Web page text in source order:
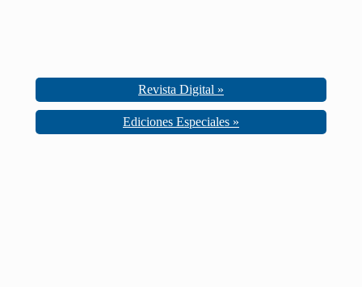
Revista Digital »
Ediciones Especiales »